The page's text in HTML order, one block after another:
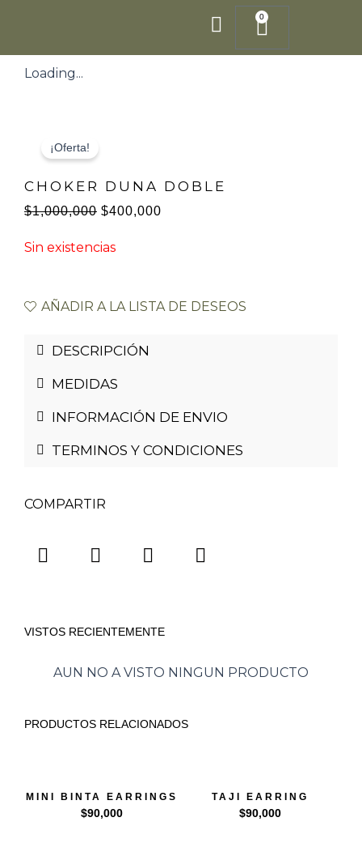
0
Cart
Loading...
¡Oferta!
CHOKER DUNA DOBLE
$1,000,000
precio
$1,000,000.
$400,000
$400,000.
Sin existencias
AÑADIR A LA LISTA DE DESEOS
DESCRIPCIÓN
MEDIDAS
INFORMACIÓN DE ENVIO
TERMINOS Y CONDICIONES
COMPARTIR
VISTOS RECIENTEMENTE
AUN NO A VISTO NINGUN PRODUCTO
PRODUCTOS RELACIONADOS
MINI BINTA EARRINGS
$90,000
TAJI EARRING
$90,000